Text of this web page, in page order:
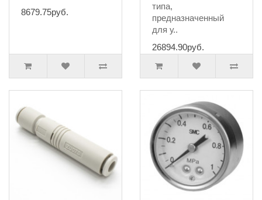
8679.75руб.
типа,
предназначенный
для у..
26894.90руб.